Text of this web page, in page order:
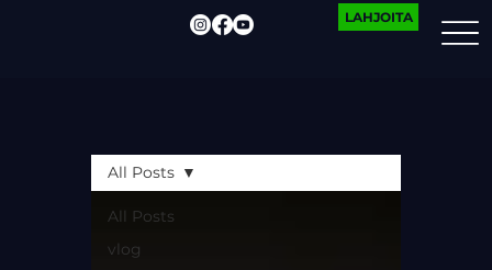
LAHJOITA
All Posts
vlog
All Posts